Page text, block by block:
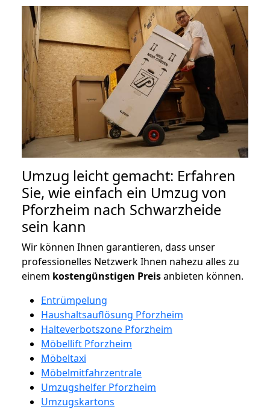
Umzug leicht gemacht: Erfahren
Sie, wie einfach ein Umzug von
Pforzheim nach Schwarzheide
sein kann
Wir können Ihnen garantieren, dass unser
professionelles Netzwerk Ihnen nahezu alles zu
einem kostengünstigen Preisanbieten können.
Entrümpelung
Haushaltsauflösung Pforzheim
Halteverbotszone Pforzheim
Möbellift Pforzheim
Möbeltaxi
Möbelmitfahrzentrale
Umzugshelfer Pforzheim
Umzugskartons